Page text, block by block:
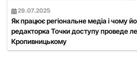
29.07.2025
Як працює регіональне медіа і чому
редакторка Точки доступу проведе
Кропивницькому